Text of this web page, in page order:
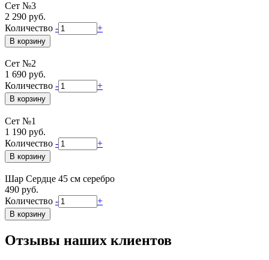
Сет №3
2 290 руб.
Количество - +
Сет №2
1 690 руб.
Количество - +
Сет №1
1 190 руб.
Количество - +
Шар Сердце 45 см серебро
490 руб.
Количество - +
Отзывы наших клиентов